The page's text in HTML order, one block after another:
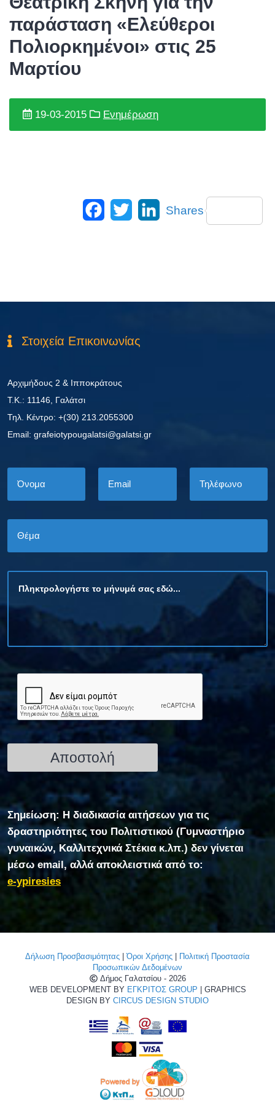
παράσταση «Ελεύθεροι
Πολιορκημένοι» στις 25
Μαρτίου
19-03-2015 Ενημέρωση
Facebook
Twitter LinkedIn
Shares
Στοιχεία Επικοινωνίας
Αρχιμήδους 2 & Ιπποκράτους
Τ.Κ.: 11146, Γαλάτσι
Τηλ. Κέντρο: +(30) 213.2055300
Εmail: grafeiotypougalatsi@galatsi.gr
Σημείωση: Η διαδικασία αιτήσεων για τις
δραστηριότητες του Πολιτιστικού (Γυμναστήριο
γυναικών, Καλλιτεχνικά Στέκια κ.λπ.) δεν γίνεται
μέσω email, αλλά αποκλειστικά από το:
e-ypiresies
Δήλωση Προσβασιμότητας |Όροι Χρήσης
Πολιτική Προστασία
Προσωπικών Δεδομένων
Δήμος Γαλατσίου - 2026
WEB DEVELOPMENT BY ΕΓΚΡΙΤΟΣ GROUP | GRAPHICS
DESIGN BY CIRCUS DESIGN STUDIO